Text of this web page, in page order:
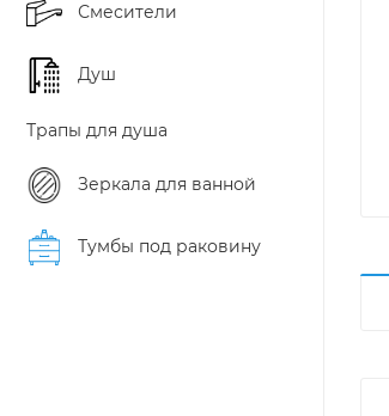
Смесители
Душ
Трапы для душа
Зеркала для ванной
Тумбы под раковину